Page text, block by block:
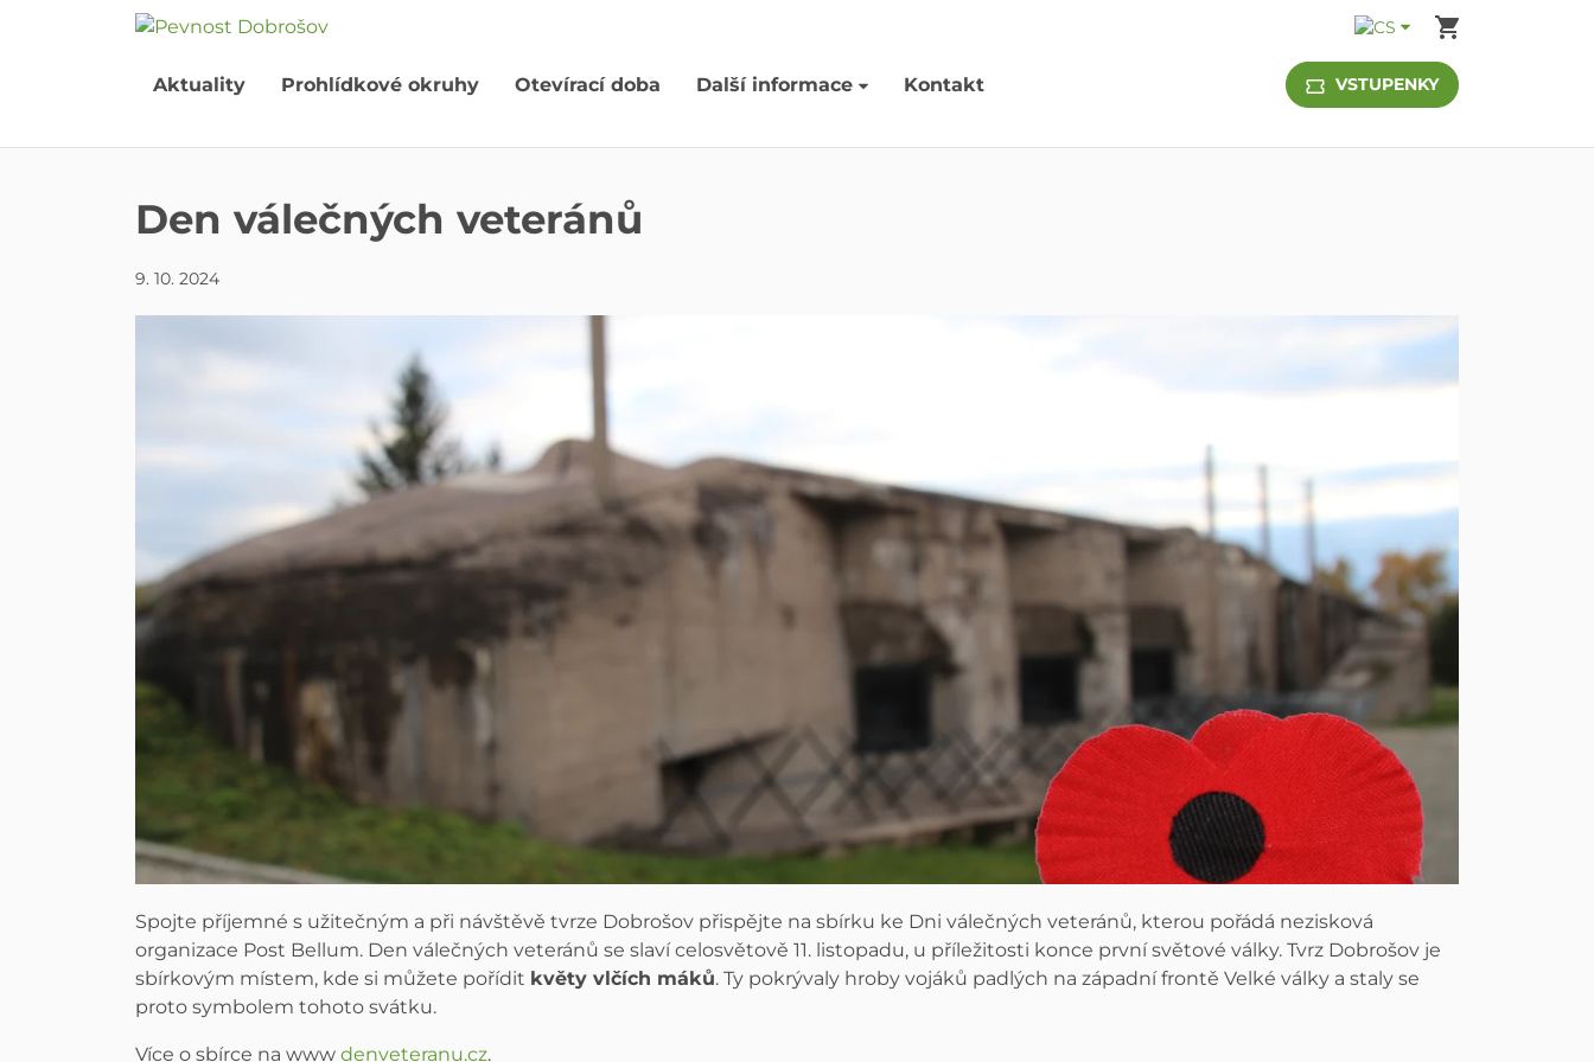
Košík
Aktuality Prohlídkové okruhy Otevírací doba Další informace Kontakt VSTUPENKY
Den válečných veteránů
9. 10. 2024
Spojte příjemné s užitečným a při návštěvě tvrze Dobrošov přispějte na sbírku ke Dni válečných veteránů, kterou pořádá nezisková
organizace Post Bellum. Den válečných veteránů se slaví celosvětově 11. listopadu, u příležitosti konce první světové války. Tvrz Dobrošov je
sbírkovým místem, kde si můžete pořídit květy vlčích máků. Ty pokrývaly hroby vojáků padlých na západní frontě Velké války a staly se
proto symbolem tohoto svátku.
Více o sbírce na www denveteranu.cz.